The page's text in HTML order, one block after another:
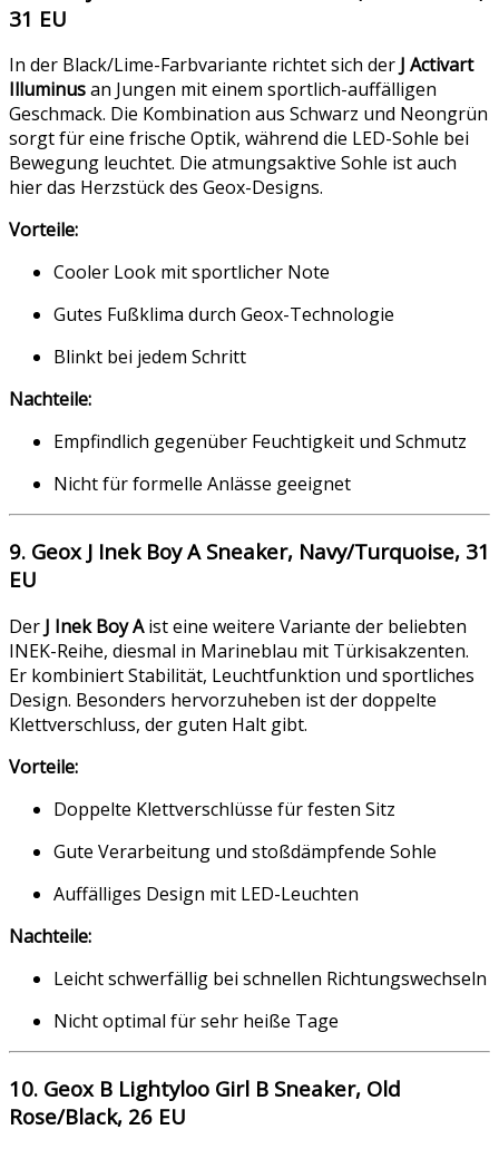
31 EU
In der Black/Lime-Farbvariante richtet sich der J Activart
Illuminusan Jungen mit einem sportlich-auffälligen
Geschmack. Die Kombination aus Schwarz und Neongrün
sorgt für eine frische Optik, während die LED-Sohle bei
Bewegung leuchtet. Die atmungsaktive Sohle ist auch
hier das Herzstück des Geox-Designs.
Vorteile:
Cooler Look mit sportlicher Note
Gutes Fußklima durch Geox-Technologie
Blinkt bei jedem Schritt
Nachteile:
Empfindlich gegenüber Feuchtigkeit und Schmutz
Nicht für formelle Anlässe geeignet
9. Geox J Inek Boy A Sneaker, Navy/Turquoise, 31
EU
Der J Inek Boy Aist eine weitere Variante der beliebten
INEK-Reihe, diesmal in Marineblau mit Türkisakzenten.
Er kombiniert Stabilität, Leuchtfunktion und sportliches
Design. Besonders hervorzuheben ist der doppelte
Klettverschluss, der guten Halt gibt.
Vorteile:
Doppelte Klettverschlüsse für festen Sitz
Gute Verarbeitung und stoßdämpfende Sohle
Auffälliges Design mit LED-Leuchten
Nachteile:
Leicht schwerfällig bei schnellen Richtungswechseln
Nicht optimal für sehr heiße Tage
10. Geox B Lightyloo Girl B Sneaker, Old
Rose/Black, 26 EU